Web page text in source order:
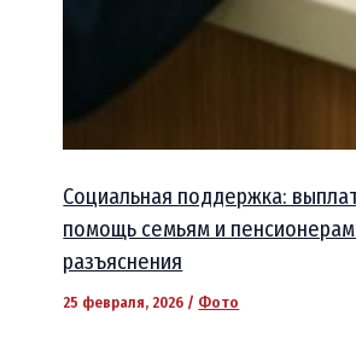
Социальная поддержка:
помощь семьям и
разъяснения
25 февраля, 2026 / Фото